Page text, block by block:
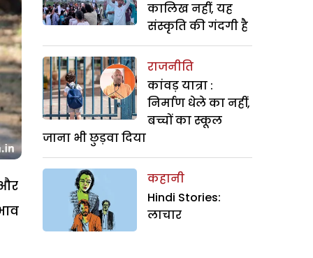
कालिख नहीं, यह
संस्कृति की गंदगी है
राजनीति
कांवड़ यात्रा :
निर्माण धेले का नहीं,
बच्चों का स्कूल
जाना भी छुड़वा दिया
कहानी
Hindi Stories:
लाचार